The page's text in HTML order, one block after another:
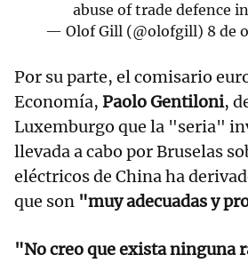
abuse of trade defence
— Olof Gill (@olofgill) 8 de
Por su parte, el comisario
Economía, Paolo Gentiloni,
Luxemburgo que la "seria"
llevada a cabo por Bruselas
eléctricos de China ha
que son "muy adecuadas y
"No creo que exista ninguna